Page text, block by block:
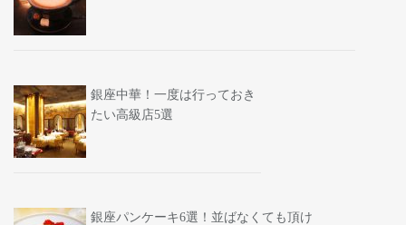
銀座中華！一度は行っておき
たい高級店5選
銀座パンケーキ6選！並ばなくても頂け